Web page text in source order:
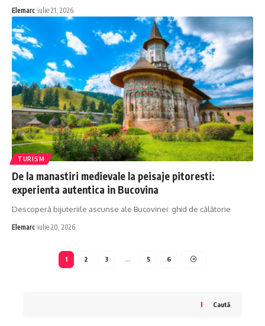
Elemarc iulie 21, 2026
TURISM
De la manastiri medievale la peisaje pitoresti:
experienta autentica in Bucovina
Descoperă bijuteriile ascunse ale Bucovinei: ghid de călătorie
Elemarc iulie 20, 2026
1 2 3 … 5 6
Caută